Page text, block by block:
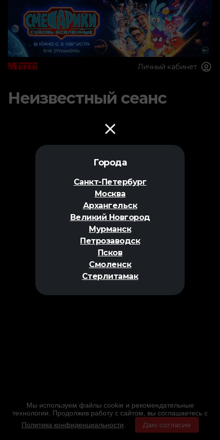
Города
Санкт-Петербург
Москва
Архангельск
Великий Новгород
Мурманск
Петрозаводск
Псков
Смоленск
Стерлитамак
Личный кабинет
Неизвестный сеанс
Мы используем файлы cookie и рекомендательные
технологии. Продолжив работу с сайтом, вы соглашаетесь с
Политика конфиденциальности
Даю согласие